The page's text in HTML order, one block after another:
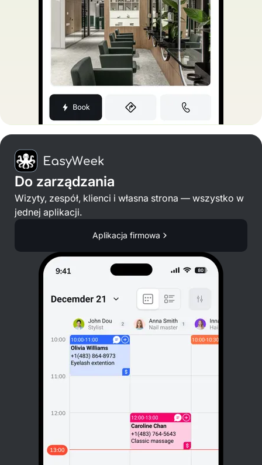
Do zarządzania
Wizyty, zespół, klienci i własna strona — wszystko w
jednej aplikacji.
Aplikacja firmowa